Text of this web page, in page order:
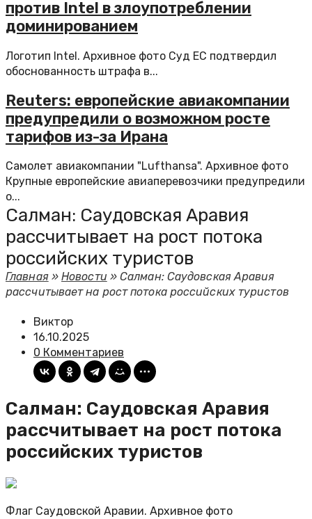
против Intel в злоупотреблении
доминированием
Логотип Intel. Архивное фото Суд ЕС подтвердил
обоснованность штрафа в...
Reuters: европейские авиакомпании
предупредили о возможном росте
тарифов из-за Ирана
Самолет авиакомпании "Lufthansa". Архивное фото
Крупные европейские авиаперевозчики предупредили
о...
Салман: Саудовская Аравия
рассчитывает на рост потока
российских туристов
Главная»Новости »Салман: Саудовская Аравия
рассчитывает на рост потока российских туристов
Виктор
16.10.2025
0 Комментариев
Салман: Саудовская Аравия
рассчитывает на рост потока
российских туристов
Флаг Саудовской Аравии. Архивное фото